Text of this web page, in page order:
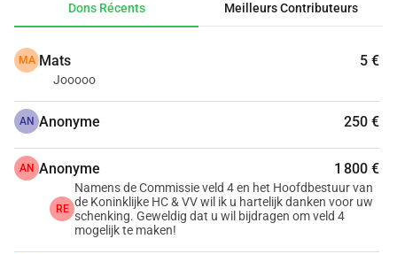
de l'État, nous avons déjà fait un grand pas en avant. Pour
réaliser complètement le plan, nous avons encore besoin
d'un dernier coup de pouce.  Depuis presque 130 ans, les
membres construisent ensemble notre association. Cette
fois encore, nous espérons le soutien de nos membres et
amis du club. Aidez-nous en donnant le dernier coup de
pouce !
Dons Récents Meilleurs Contributeurs
MA Mats 5 €
Jooooo
AN Anonyme 250 €
AN Anonyme 1 800 €
RE
Namens de Commissie veld 4 en het Hoofdbestuur van
de Koninklijke HC & VV wil ik u hartelijk danken voor uw
schenking. Geweldig dat u wil bijdragen om veld 4
mogelijk te maken!